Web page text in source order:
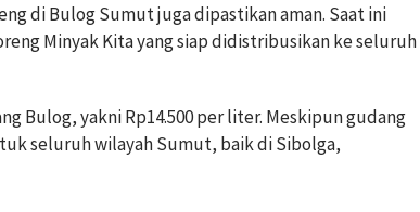
di Bulog Sumut juga dipastikan aman. Saat ini
Minyak Kita yang siap didistribusikan ke seluruh
Bulog, yakni Rp14.500 per liter. Meskipun gudang
seluruh wilayah Sumut, baik di Sibolga,